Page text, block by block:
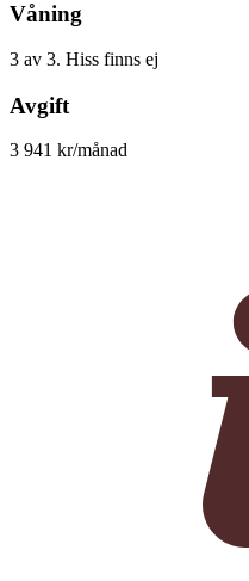
Våning
3 av 3. Hiss finns ej
Avgift
3 941 kr/månad